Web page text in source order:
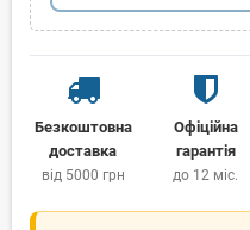
Безкоштовна
доставка
від 5000 грн
Офіційна
гарантія
до 12 міс.